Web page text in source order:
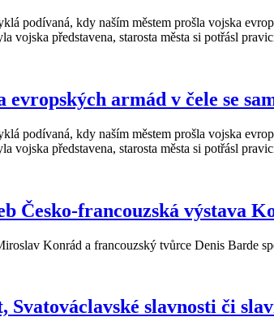
podívaná, kdy naším městem prošla vojska
vojska představena, starosta města si potřásl
armád v čele se
podívaná, kdy naším městem prošla vojska
vojska představena, starosta města si potřásl
Česko-francouzská výstava
Konrád a francouzský tvůrce Denis Barde
Svatováclavské slavnosti či